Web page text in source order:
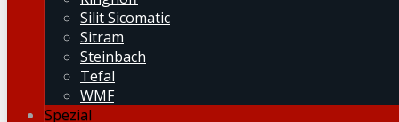
Silit Sicomatic
Sitram
Steinbach
Tefal
WMF
Spezial